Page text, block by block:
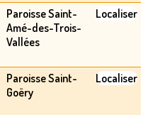
Paroisse Saint-
Amé-des-Trois-
Vallées
Localiser
Paroisse Saint-
Goëry
Localiser